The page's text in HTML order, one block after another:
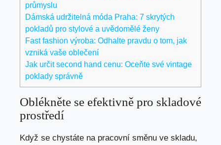
průmyslu
Dámská udržitelná móda Praha: 7 skrytých
pokladů pro stylové a uvědomělé ženy
Fast fashion výroba: Odhalte pravdu o tom, jak
vzniká vaše oblečení
Jak určit second hand cenu: Oceňte své vintage
poklady správně
Oblékněte se efektivně pro skladové
prostředí
Když se chystáte na pracovní směnu ve skladu,